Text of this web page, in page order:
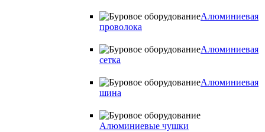
Алюминиевая
проволока
Алюминиевая
сетка
Алюминиевая
шина
Алюминиевые чушки